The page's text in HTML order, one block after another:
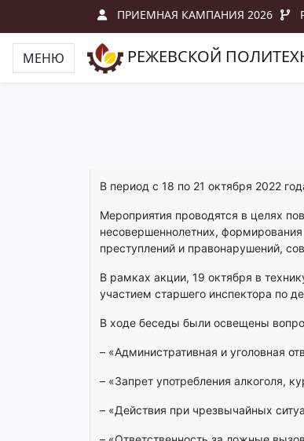
ПРИЕМНАЯ КАМПАНИЯ 2026
МЕНЮ РЕЖЕВСКОЙ
В период с 18 по 21 октября 2022
Мероприятия проводятся в целях
несовершеннолетних,
преступлений и правонарушений,
В рамках акции, 19 октября в
участием старшего инспектора по
В ходе беседы были освещены
– «Административная и уголовная
– «Запрет употребления алкоголя,
– «Действия при чрезвычайных